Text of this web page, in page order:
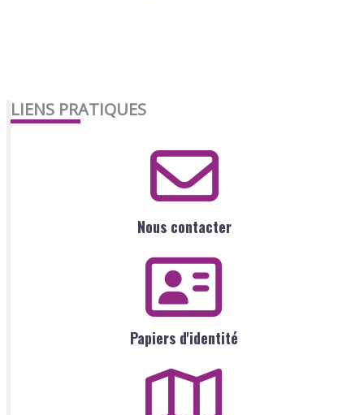
LIENS PRATIQUES
Nous contacter
Papiers d'identité